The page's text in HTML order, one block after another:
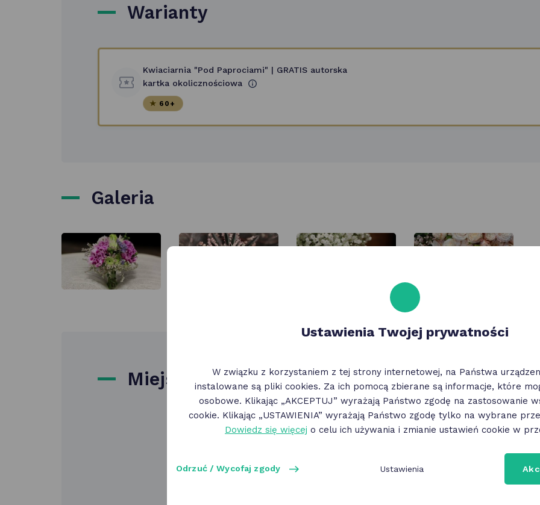
Warianty
Kwiaciarnia "Pod Paprociami" | GRATIS autorska
kartka okolicznościowa
60+
Galeria
Miejsce
Kwiaciarnia
Ustawienia Twojej prywatności
W związku z korzystaniem z tej strony internetowej, na Państwa
instalowane są pliki cookies. Za ich pomocą zbierane są informacje, które
osobowe. Klikając „AKCEPTUJ” wyrażają Państwo zgodę na zastosowanie
cookie. Klikając „USTAWIENIA” wyrażają Państwo zgodę tylko na wybrane
Dowiedz się więcej o celu ich używania i zmianie ustawień cookie w
Odrzuć / Wycofaj zgody Ustawienia